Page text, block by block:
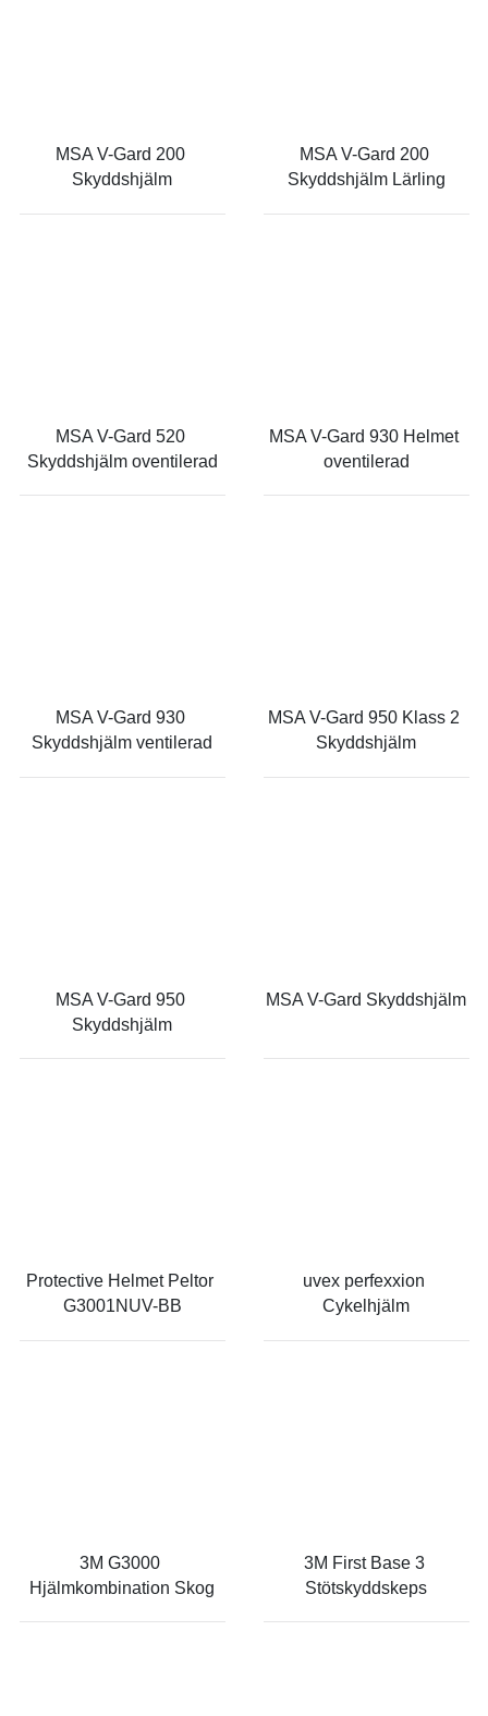
MSA V-Gard 200
Skyddshjälm
MSA V-Gard 200
Skyddshjälm Lärling
MSA V-Gard 520
Skyddshjälm oventilerad
MSA V-Gard 930 Helmet
oventilerad
MSA V-Gard 930
Skyddshjälm ventilerad
MSA V-Gard 950 Klass 2
Skyddshjälm
MSA V-Gard 950
Skyddshjälm
MSA V-Gard Skyddshjälm
Protective Helmet Peltor
G3001NUV-BB
uvex perfexxion
Cykelhjälm
3M G3000
Hjälmkombination Skog
3M First Base 3
Stötskyddskeps